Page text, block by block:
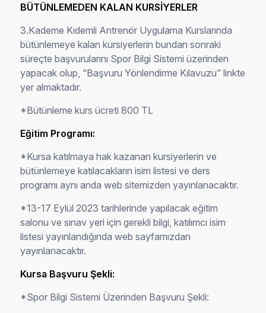
BÜTÜNLEMEDEN KALAN KURSİYERLER
3.Kademe Kıdemli Antrenör Uygulama Kurslarında
bütünlemeye kalan kursiyerlerin bundan sonraki
süreçte başvurularını Spor Bilgi Sistemi üzerinden
yapacak olup, “Başvuru Yönlendirme Kılavuzu” linkte
yer almaktadır.
*Bütünleme kurs ücreti 800 TL
Eğitim Programı:
*Kursa katılmaya hak kazanan kursiyerlerin ve
bütünlemeye katılacakların isim listesi ve ders
programı aynı anda web sitemizden yayınlanacaktır.
*13-17 Eylül 2023 tarihlerinde yapılacak eğitim
salonu ve sınav yeri için gerekli bilgi, katılımcı isim
listesi yayınlandığında web sayfamızdan
yayınlanacaktır.
Kursa Başvuru Şekli:
*Spor Bilgi Sistemi Üzerinden Başvuru Şekli: